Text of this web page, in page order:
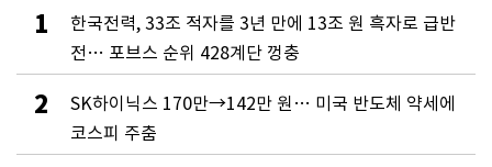
1
한국전력, 33조 적자를 3년 만에 13조 원 흑자로 급반
전… 포브스 순위 428계단 껑충
2
SK하이닉스 170만→142만 원… 미국 반도체 약세에
코스피 주춤